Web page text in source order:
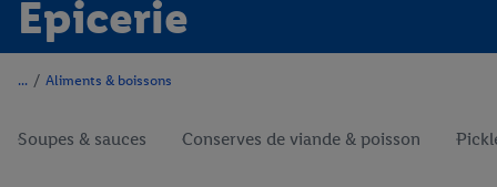
Épicerie
/ Aliments & boissons
Soupes & sauces Conserves de viande & poisson